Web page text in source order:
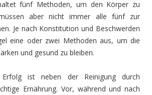
fünf Methoden, um den Körper zu
aber nicht immer alle fünf zur
Je nach Konstitution und Beschwerden
eine oder zwei Methoden aus, um die
und gesund zu bleiben.
ist neben der Reinigung durch
Ernährung. Vor, während und nach